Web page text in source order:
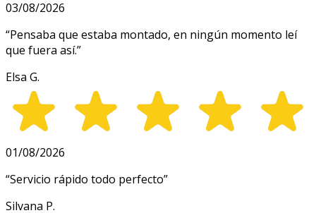
03/08/2026
“Pensaba que estaba montado, en ningún momento leí
que fuera así.”
Elsa G.
01/08/2026
“Servicio rápido todo perfecto”
Silvana P.